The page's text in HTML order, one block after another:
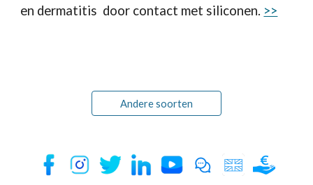
en dermatitis  door contact met siliconen. >>
Andere soorten